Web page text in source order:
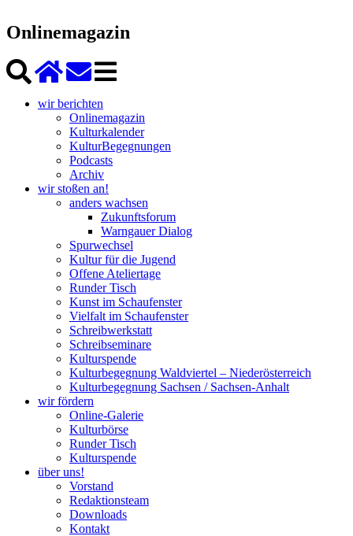
Onlinemagazin
wir berichten
Onlinemagazin
Kulturkalender
KulturBegegnungen
Podcasts
Archiv
wir stoßen an!
anders wachsen
Zukunftsforum
Warngauer Dialog
Spurwechsel
Kultur für die Jugend
Offene Ateliertage
Runder Tisch
Kunst im Schaufenster
Vielfalt im Schaufenster
Schreibwerkstatt
Schreibseminare
Kulturspende
Kulturbegegnung Waldviertel – Niederösterreich
Kulturbegegnung Sachsen / Sachsen-Anhalt
wir fördern
Online-Galerie
Kulturbörse
Runder Tisch
Kulturspende
über uns!
Vorstand
Redaktionsteam
Downloads
Kontakt